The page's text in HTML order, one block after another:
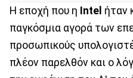
Η εποχή που η Intel ήταν
παγκόσμια αγορά των
προσωπικούς
πλέον παρελθόν και ο